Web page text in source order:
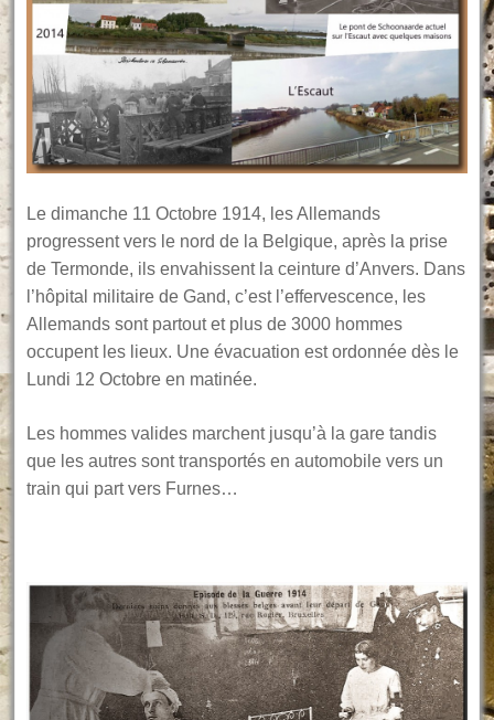
Le dimanche 11 Octobre 1914, les Allemands
progressent vers le nord de la Belgique, après la prise
de Termonde, ils envahissent la ceinture d’Anvers. Dans
l’hôpital militaire de Gand, c’est l’effervescence, les
Allemands sont partout et plus de 3000 hommes
occupent les lieux. Une évacuation est ordonnée dès le
Lundi 12 Octobre en matinée.
Les hommes valides marchent jusqu’à la gare tandis
que les autres sont transportés en automobile vers un
train qui part vers Furnes…